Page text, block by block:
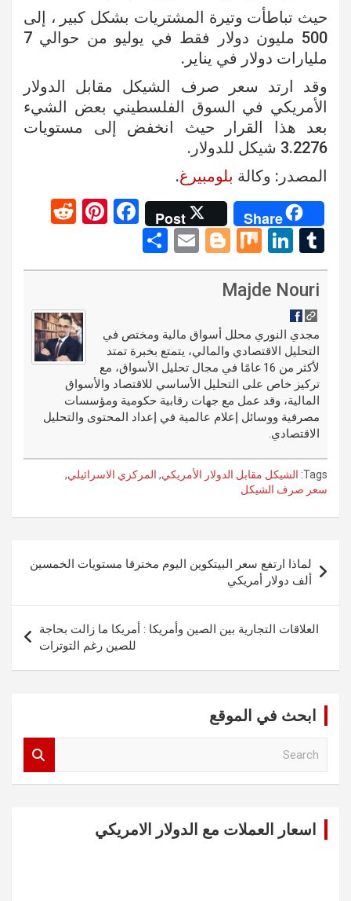
حيث تباطأت وتيرة المشتريات بشكل كبير ، إلى
500 مليون دولار فقط في يوليو من حوالي 7
مليارات دولار في يناير.
وقد ارتد سعر صرف الشيكل مقابل الدولار
الأمريكي في السوق الفلسطيني بعض الشيء
بعد هذا القرار حيث انخفض إلى مستويات
3.2276 شيكل للدولار.
المصدر: وكالة بلومبيرغ.
Share
Post
F
ce
o
k
Pi
er
t
d
t
T
u
m
bl
r
Li
n
ke
n
M
ix
Bl
o
er
E
m
h
Majde Nouri
مجدي النوري محلل أسواق مالية ومختص في
التحليل الاقتصادي والمالي، يتمتع بخبرة تمتد
لأكثر من 16 عامًا في مجال تحليل الأسواق، مع
تركيز خاص على التحليل الأساسي للاقتصاد والأسواق
المالية، وقد عمل مع جهات رقابية حكومية ومؤسسات
مصرفية ووسائل إعلام عالمية في إعداد المحتوى والتحليل
الاقتصادي.
Tags: الشيكل مقابل الدولار الأمريكي, المركزي الاسرائيلي,
سعر صرف الشيكل
المقالات
لماذا ارتفع سعر البيتكوين اليوم مخترقا مستويات الخمسين
ألف دولار أمريكي
العلاقات التجارية بين الصين وأمريكا : أمريكا ما زالت بحاجة
للصين رغم التوترات
ابحث في الموقع
اسعار العملات مع الدولار الامريكي